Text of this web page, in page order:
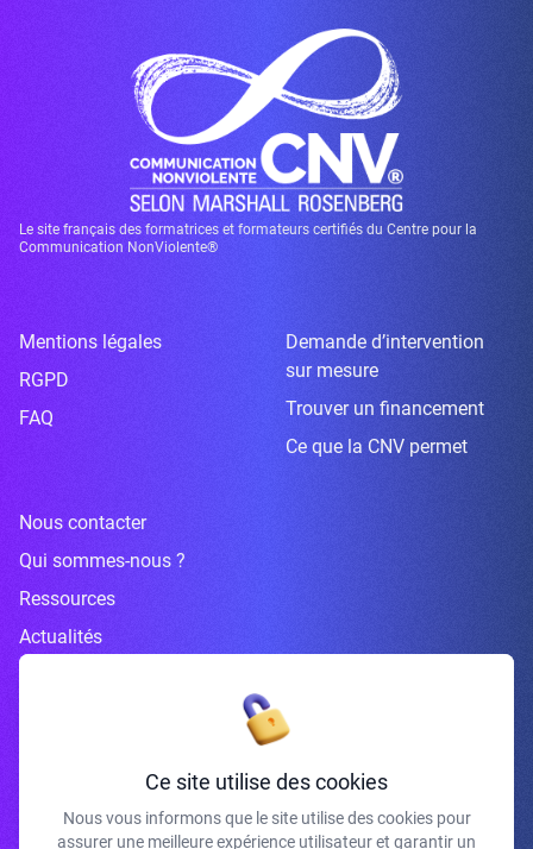
Le site français des formatrices et formateurs certifiés du Centre pour la
Communication NonViolente®
Mentions légales
RGPD
FAQ
Demande d’intervention
sur mesure
Trouver un financement
Ce que la CNV permet
Nous contacter
Qui sommes-nous ?
Ressources
Actualités
Inscrivez-vous à la newsletter
Ce site utilise des cookies
Nous vous informons que le site utilise des cookies pour
assurer une meilleure expérience utilisateur et garantir un